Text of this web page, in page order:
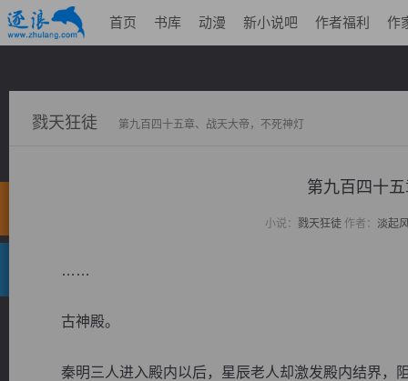
首页 书库 动漫 新小说吧 作者福利 作
戮天狂徒 第九百四十五章、战天大帝，不死神灯
第九百四十
小说： 戮天狂徒作者： 淡起
……
古神殿。
秦明三人进入殿内以后，星辰老人却激发殿内结界，